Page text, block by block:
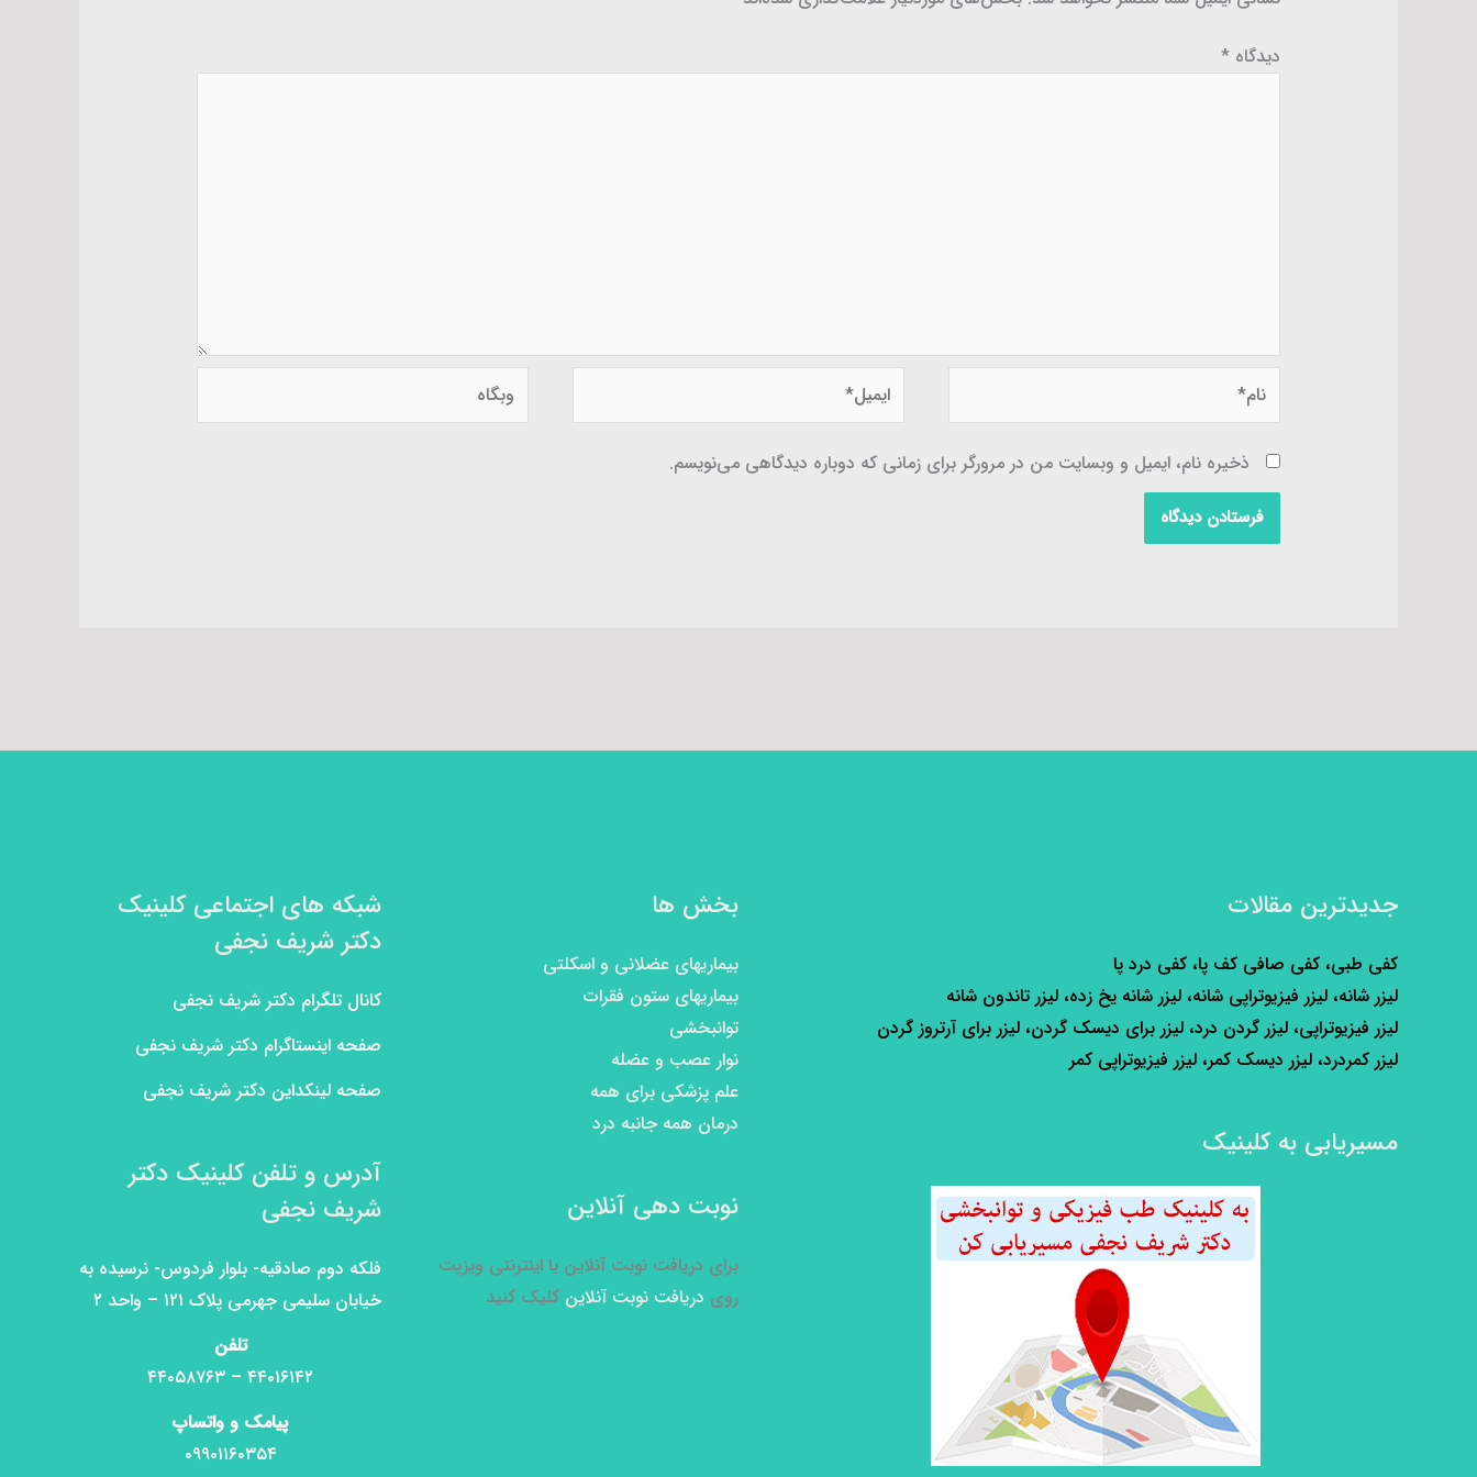
دیدگاه *
نام* ایمیل* وبگاه
ذخیره نام، ایمیل و وبسایت من در مرورگر برای زمانی که دوباره دیدگاهی می‌نویسم.
جدیدترین مقالات
کفی طبی، کفی صافی کف پا، کفی درد پا
لیزر شانه، لیزر فیزیوتراپی شانه، لیزر شانه یخ زده، لیزر تاندون شانه
لیزر فیزیوتراپی، لیزر گردن درد، لیزر برای دیسک گردن، لیزر برای آرتروز گردن
لیزر کمردرد، لیزر دیسک کمر، لیزر فیزیوتراپی کمر
مسیریابی به کلینیک
بخش ها
بیماریهای عضلانی و اسکلتی
بیماریهای ستون فقرات
توانبخشی
نوار عصب و عضله
علم پزشکی برای همه
درمان همه جانبه درد
نوبت دهی آنلاین
برای دریافت نوبت آنلاین یا اینترنتی ویزیت
روی دریافت نوبت آنلاین کلیک کنید
شبکه های اجتماعی کلینیک
دکتر شریف نجفی
کانال تلگرام دکتر شریف نجفی
صفحه اینستاگرام دکتر شریف نجفی
صفحه لینکداین دکتر شریف نجفی
آدرس و تلفن کلینیک دکتر
شریف نجفی
فلکه دوم صادقیه- بلوار فردوس- نرسیده به
خیابان سلیمی جهرمی پلاک ۱۲۱ – واحد ۲
تلفن
۴۴۰۱۶۱۴۲ – ۴۴۰۵۸۷۶۳
پیامک و واتساپ
۰۹۹۰۱۱۶۰۳۵۴